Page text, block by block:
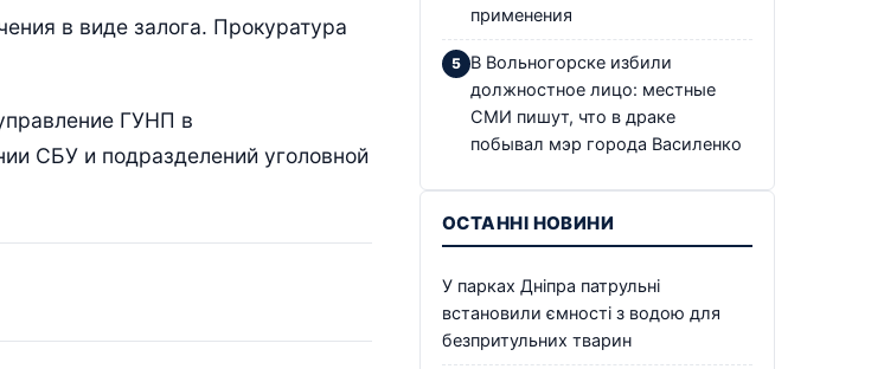
в виде залога. Прокуратура
ГУНП в
СБУ и подразделений уголовной
применения
В Вольногорске избили
должностное лицо: местные
СМИ пишут, что в драке
побывал мэр города Василенко
ОСТАННІ НОВИНИ
У парках Дніпра патрульні
встановили ємності з водою для
безпритульних тварин